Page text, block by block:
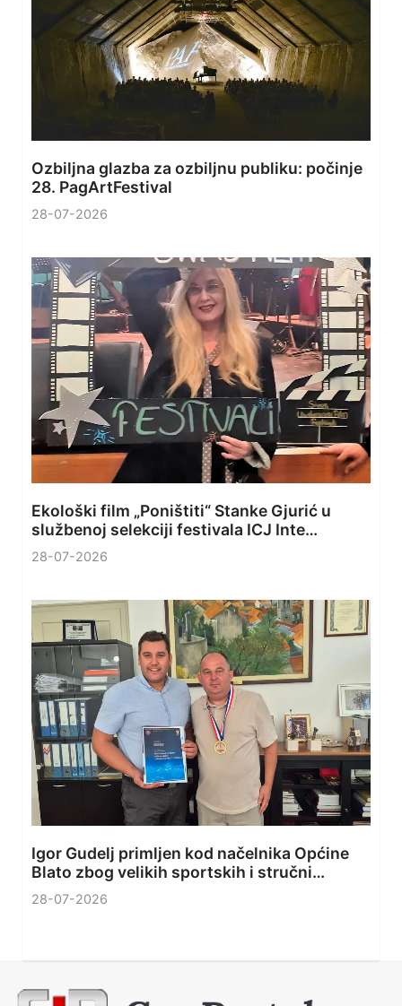
Ozbiljna glazba za ozbiljnu publiku: počinje
28. PagArtFestival
28-07-2026
Ekološki film „Poništiti“ Stanke Gjurić u
službenoj selekciji festivala ICJ Inte…
28-07-2026
Igor Gudelj primljen kod načelnika Općine
Blato zbog velikih sportskih i stručni…
28-07-2026